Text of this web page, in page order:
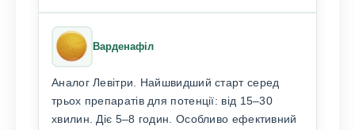
Варденафіл
Аналог Левітри. Найшвидший старт серед
трьох препаратів для потенції: від 15–30
хвилин. Діє 5–8 годин. Особливо ефективний